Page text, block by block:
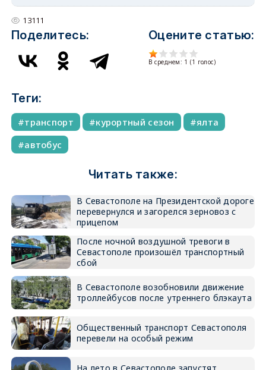
13111
Поделитесь: Оцените статью:
В среднем: 1 (1 голос)
Теги:
транспорт курортный сезон
ялта
автобус
Читать также:
В Севастополе на Президентской дороге
перевернулся и загорелся зерновоз с
прицепом
После ночной воздушной тревоги в
Севастополе произошёл транспортный
сбой
В Севастополе возобновили движение
троллейбусов после утреннего блэкаута
Общественный транспорт Севастополя
перевели на особый режим
На лето в Севастополе запустят